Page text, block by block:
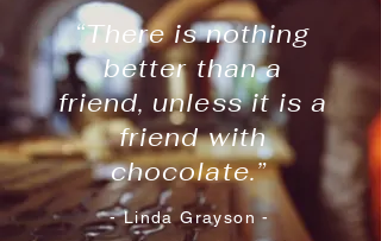
“There is nothing
better than a
friend, unless it is a
friend with
chocolate.”
- Linda Grayson -